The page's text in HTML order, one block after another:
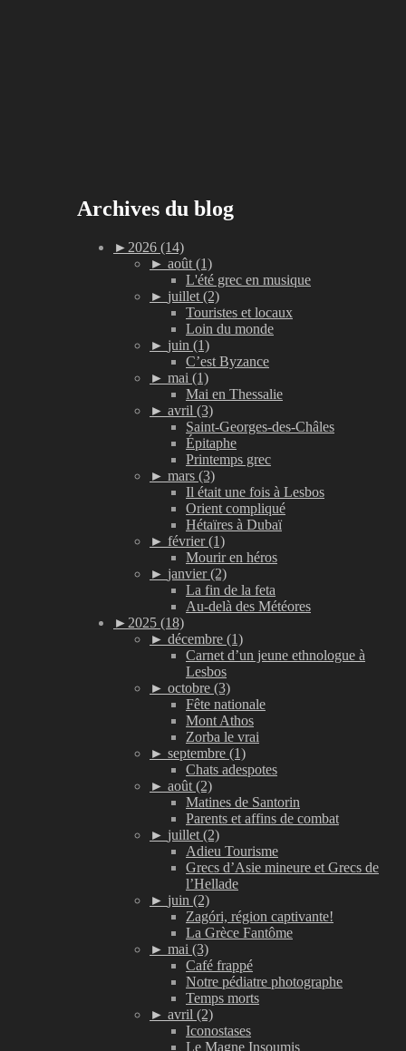
Archives du blog
► 2026 (14)
► août (1)
L'été grec en musique
► juillet (2)
Touristes et locaux
Loin du monde
► juin (1)
C’est Byzance
► mai (1)
Mai en Thessalie
► avril (3)
Saint-Georges-des-Châles
Épitaphe
Printemps grec
► mars (3)
Il était une fois à Lesbos
Orient compliqué
Hétaïres à Dubaï
► février (1)
Mourir en héros
► janvier (2)
La fin de la feta
Au-delà des Météores
► 2025 (18)
► décembre (1)
Carnet d’un jeune ethnologue à
Lesbos
► octobre (3)
Fête nationale
Mont Athos
Zorba le vrai
► septembre (1)
Chats adespotes
► août (2)
Matines de Santorin
Parents et affins de combat
► juillet (2)
Adieu Tourisme
Grecs d’Asie mineure et Grecs de
l’Hellade
► juin (2)
Zagóri, région captivante!
La Grèce Fantôme
► mai (3)
Café frappé
Notre pédiatre photographe
Temps morts
► avril (2)
Iconostases
Le Magne Insoumis